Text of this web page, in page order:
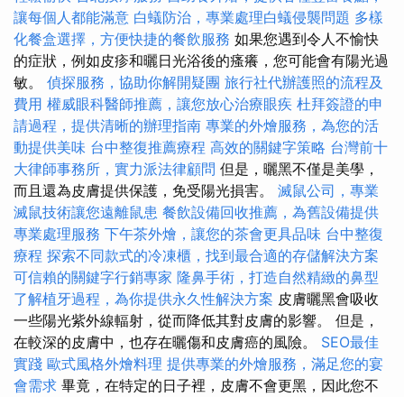
讓每個人都能滿意 白蟻防治，專業處理白蟻侵襲問題 多樣
化餐盒選擇，方便快捷的餐飲服務 如果您遇到令人不愉快
的症狀，例如皮疹和曬日光浴後的瘙癢，您可能會有陽光過
敏。 偵探服務，協助你解開疑團 旅行社代辦護照的流程及
費用 權威眼科醫師推薦，讓您放心治療眼疾 杜拜簽證的申
請過程，提供清晰的辦理指南 專業的外燴服務，為您的活
動提供美味 台中整復推薦療程 高效的關鍵字策略 台灣前十
大律師事務所，實力派法律顧問 但是，曬黑不僅是美學，
而且還為皮膚提供保護，免受陽光損害。 滅鼠公司，專業
滅鼠技術讓您遠離鼠患 餐飲設備回收推薦，為舊設備提供
專業處理服務 下午茶外燴，讓您的茶會更具品味 台中整復
療程 探索不同款式的冷凍櫃，找到最合適的存儲解決方案
可信賴的關鍵字行銷專家 隆鼻手術，打造自然精緻的鼻型
了解植牙過程，為你提供永久性解決方案 皮膚曬黑會吸收
一些陽光紫外線輻射，從而降低其對皮膚的影響。 但是，
在較深的皮膚中，也存在曬傷和皮膚癌的風險。 SEO最佳
實踐 歐式風格外燴料理 提供專業的外燴服務，滿足您的宴
會需求 畢竟，在特定的日子裡，皮膚不會更黑，因此您不